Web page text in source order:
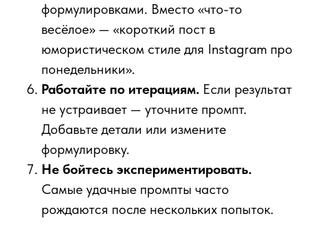
формулировками. Вместо «что-то
весёлое» — «короткий пост в
юмористическом стиле для Instagram про
понедельники».
Работайте по итерациям. Если результат
не устраивает — уточните промпт.
Добавьте детали или измените
формулировку.
Не бойтесь экспериментировать.
Самые удачные промпты часто
рождаются после нескольких попыток.